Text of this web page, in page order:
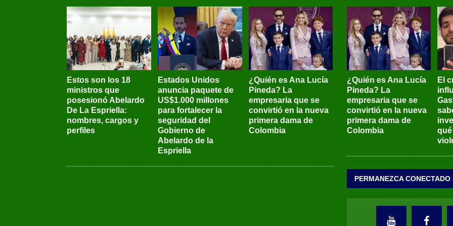
Estos son los 18
ministros que
posesionó Abelardo
De La Espriella:
nombres, cargos y
perfiles
Estados Unidos
anuncia paquete de
US$1.000 millones
para fortalecer la
seguridad del
Gobierno de
Abelardo de la
Espriella
¿Quién es Ana Lucía
Pineda? La
empresaria que se
convirtió en la nueva
primera dama de
Colombia
¿Quién es Ana Lucía
Pineda? La
empresaria que se
convirtió en la nueva
primera dama de
Colombia
El
PERMANEZCA CONECTADO